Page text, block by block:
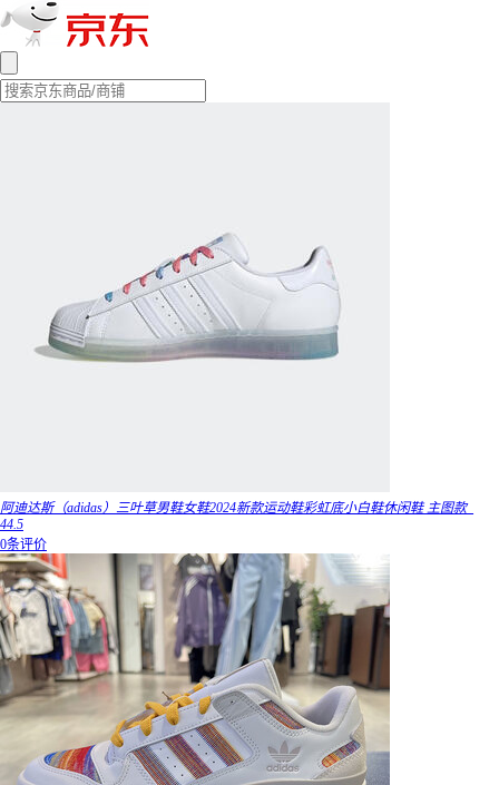
阿迪达斯（adidas）三叶草男鞋女鞋2024新款运动鞋彩虹底小白鞋休闲鞋 主图款_
44.5
0条评价